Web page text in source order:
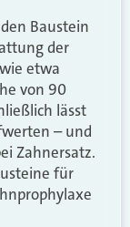
Baustein
der
etwa
von 90
lässt
– und
Zahnersatz.
für